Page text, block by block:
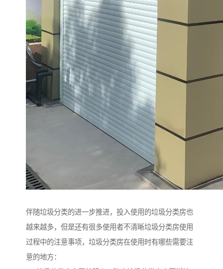
伴随垃圾分类的进一步推进，投入使用的垃圾分类房也
越来越多，但是还有很多使用者不清晰垃圾分类房使用
过程中的注意事项，垃圾分类房在使用时有哪些需要注
意的地方：